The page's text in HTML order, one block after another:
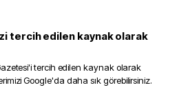
tercih edilen kaynak olarak
'i tercih edilen kaynak olarak
Google'da daha sık görebilirsiniz.